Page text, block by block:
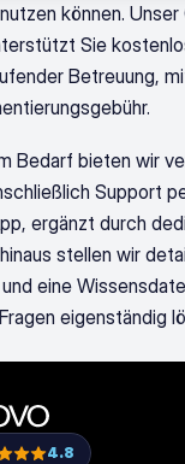
können.
Sie
Betreuung,
Bedarf bieten wir
Support
ergänzt durch
stellen wir
eine
eigenständig
4.8